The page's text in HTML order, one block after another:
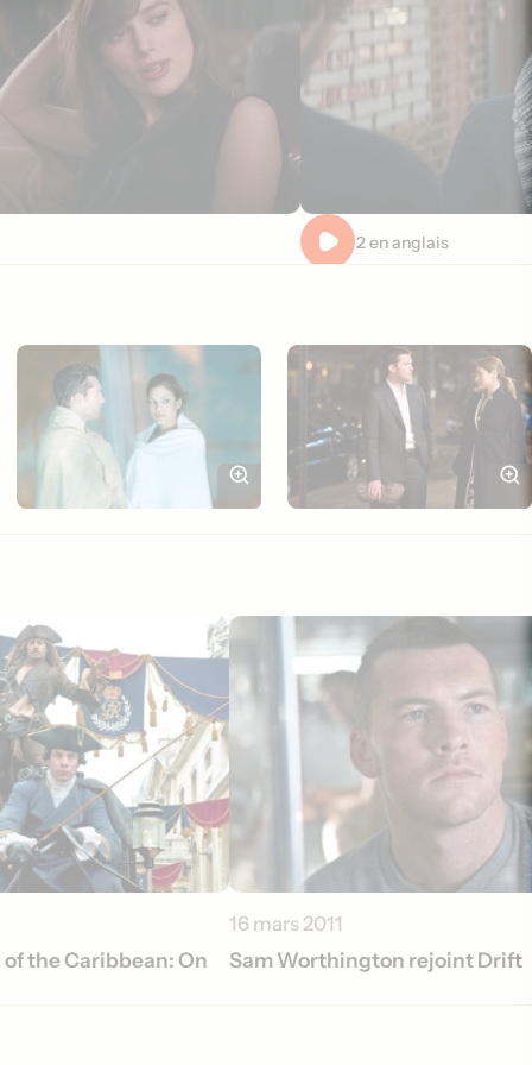
Extrait 2 en anglais
the Caribbean: On
16 mars 2011
Sam Worthington rejoint Drift